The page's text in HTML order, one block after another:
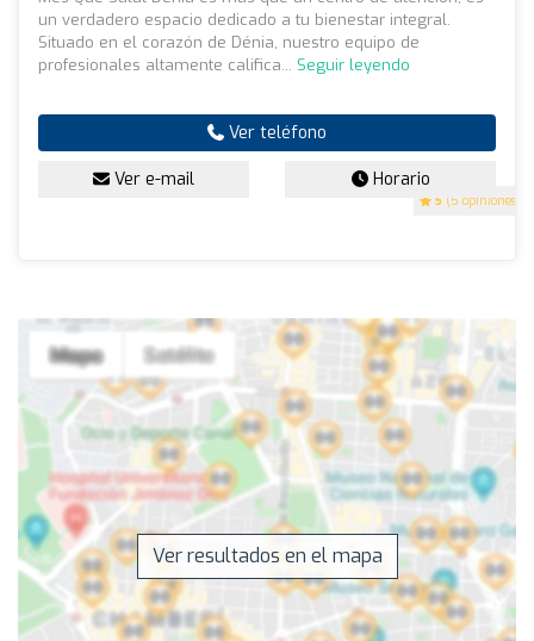
5 (5 opiniones)
un verdadero espacio dedicado a tu bienestar integral.
Situado en el corazón de Dénia, nuestro equipo de
profesionales altamente califica... Seguir leyendo
Ver teléfono
Ver e-mail Horario
Ver resultados en el mapa